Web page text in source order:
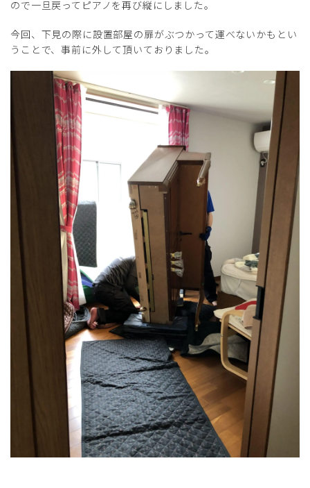
ので一旦戻ってピアノを再び縦にしました。
今回、下見の際に設置部屋の扉がぶつかって運べないかもとい
うことで、事前に外して頂いておりました。